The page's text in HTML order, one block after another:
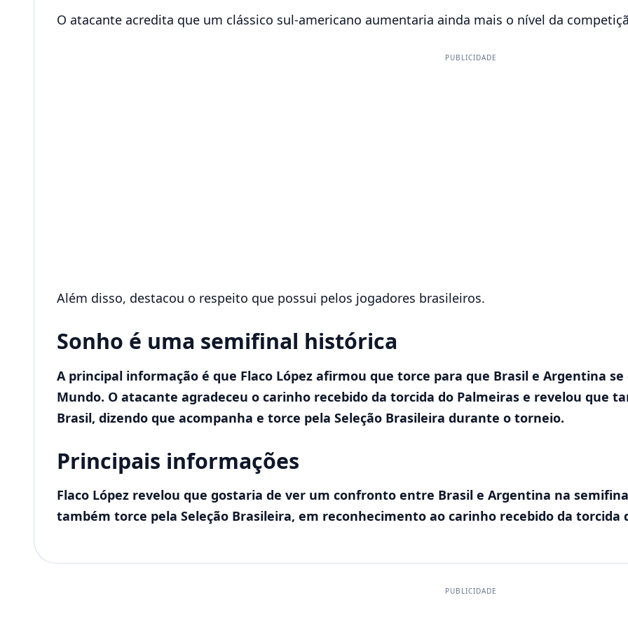
O atacante acredita que um clássico sul-americano aumentaria ainda mais o nível da
PUBLICIDADE
Além disso, destacou o respeito que possui pelos jogadores brasileiros.
Sonho é uma semifinal histórica
A principal informação é que Flaco López afirmou que torce para que Brasil e Argentina
Mundo. O atacante agradeceu o carinho recebido da torcida do Palmeiras e revelou que
Brasil, dizendo que acompanha e torce pela Seleção Brasileira durante o torneio.
Principais informações
Flaco López revelou que gostaria de ver um confronto entre Brasil e Argentina na
também torce pela Seleção Brasileira, em reconhecimento ao carinho recebido da torcida
PUBLICIDADE